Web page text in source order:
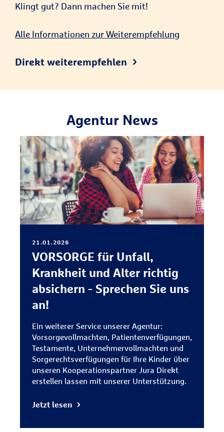
Klingt gut? Dann machen Sie mit!
Alle Informationen zur Weiterempfehlung
Direkt weiterempfehlen
Agentur News
21.01.2026
VORSORGE für Unfall,
Krankheit und Alter richtig
absichern - Sprechen Sie uns
an!
Ein weiterer Service unserer Agentur:
Vorsorgevollmachten, Patientenverfügungen,
Testamente, Unternehmervollmachten und
Sorgerechtsverfügungen für Ihre Kinder über
unseren Kooperationspartner Jura Direkt
erstellen lassen mit unserer Unterstützung.
Jetzt lesen